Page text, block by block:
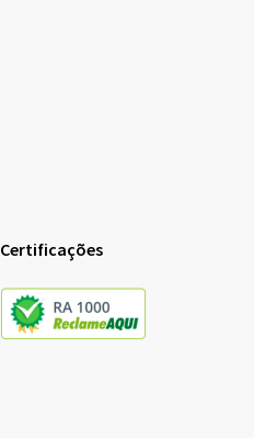
Certificações